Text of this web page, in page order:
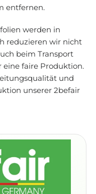
entfernen.
werden in
reduzieren wir nicht
beim Transport
eine faire Produktion.
und
unserer 2befair